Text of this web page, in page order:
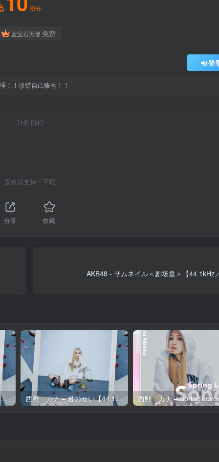
积分
蓝宝石天使 免费
登
！！珍惜自己账号！！
THE END
喜欢就支持一下吧
分享 收藏
AKB48 - サムネイル＜剧场盘＞【44.1kHz
西野 カナ – 君のせい【96kHz／24bit】日本区 西野 カナ – 君のせい【44.1kHz／16bit】日本区